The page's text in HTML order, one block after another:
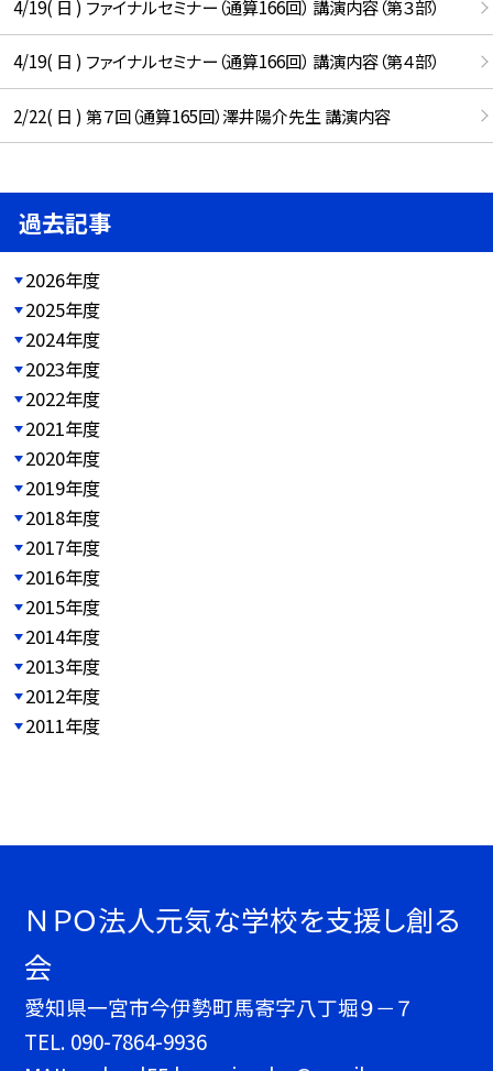
4/19( 日 ) ファイナルセミナー（通算166回） 講演内容（第３部）
4/19( 日 ) ファイナルセミナー（通算166回） 講演内容（第４部）
2/22( 日 ) 第７回（通算165回）澤井陽介先生 講演内容
過去記事
2026年度
2025年度
2024年度
2023年度
2022年度
2021年度
2020年度
2019年度
2018年度
2017年度
2016年度
2015年度
2014年度
2013年度
2012年度
2011年度
ＮＰＯ法人元気な学校を支援し創る
会
愛知県一宮市今伊勢町馬寄字八丁堀９－７
TEL. 090-7864-9936